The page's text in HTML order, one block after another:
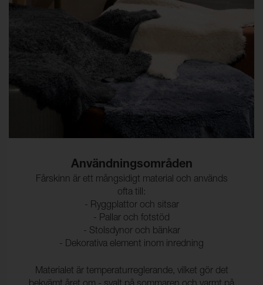
Användningsområden
Fårskinn är ett mångsidigt material och används
ofta till:
- Ryggplattor och sitsar
- Pallar och fotstöd
- Stolsdynor och bänkar
- Dekorativa element inom inredning
Materialet är temperaturreglerande, vilket gör det